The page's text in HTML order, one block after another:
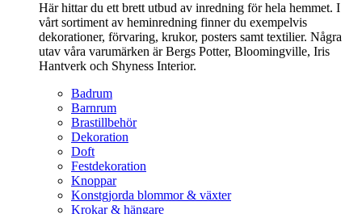
Här hittar du ett brett utbud av inredning för hela hemmet. I
vårt sortiment av heminredning finner du exempelvis
dekorationer, förvaring, krukor, posters samt textilier. Några
utav våra varumärken är Bergs Potter, Bloomingville, Iris
Hantverk och Shyness Interior.
Badrum
Barnrum
Brastillbehör
Dekoration
Doft
Festdekoration
Knoppar
Konstgjorda blommor & växter
Krokar & hängare